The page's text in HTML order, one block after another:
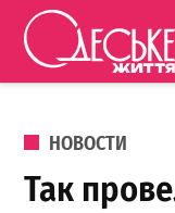
Перейти к
НОВОСТИ
Так